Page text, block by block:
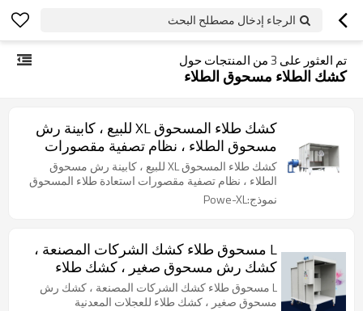
الرجاء إدخال مصطلح البحث
تم العثور على 3من المنتجات حول
كشك الطلاء مسحوق الطلاء
كشك طلاء المسحوق XL للبيع ، كابينة رش
مسحوق الطلاء ، نظام تصفية مقصورات
استعادة طلاء المسحوقكشك طلاء المسحوق XL للبيع ، كابينة رش مسحوق
الطلاء ، نظام تصفية مقصورات استعادة طلاء المسحوق
نموذج:Powe-XL
L مسحوق طلاء كشك الشركات المصنعة ،
كشك رش مسحوق صغير ، كشك طلاء
للعجلات المعدنية
L مسحوق طلاء كشك الشركات المصنعة ، كشك رش
مسحوق صغير ، كشك طلاء للعجلات المعدنية